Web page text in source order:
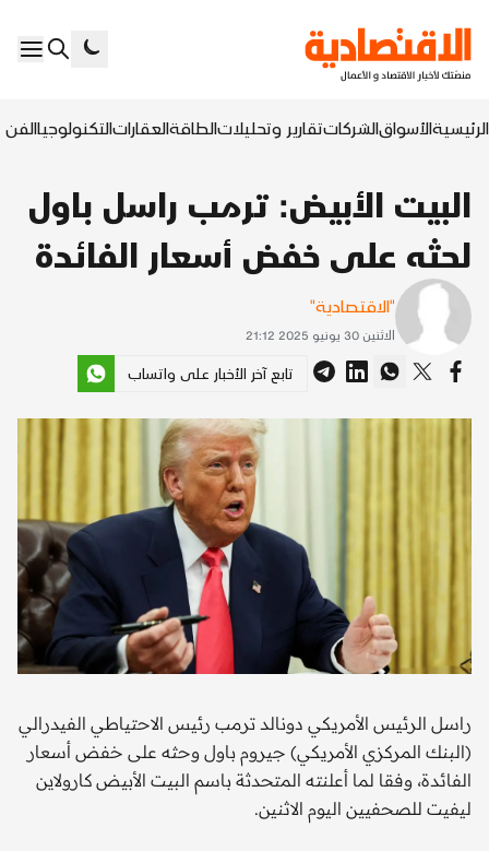
الرئيسيةالأسواقالشركاتتقارير وتحليلاتالطاقةالعقاراتالتكنولوجياالفن
البيت الأبيض: ترمب راسل باول
لحثه على خفض أسعار الفائدة
"الاقتصادية"
الاثنين 30 يونيو 2025 21:12
تابع آخر الأخبار على واتساب
راسل الرئيس الأمريكي دونالد ترمب رئيس الاحتياطي الفيدرالي
(البنك المركزي الأمريكي) جيروم باول وحثه على خفض أسعار
الفائدة، وفقا لما أعلنته المتحدثة باسم البيت الأبيض كارولاين
ليفيت للصحفيين اليوم الاثنين.